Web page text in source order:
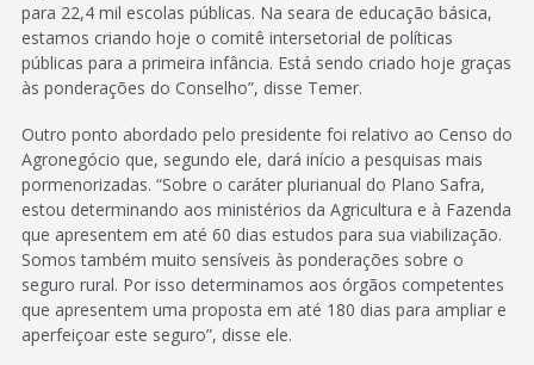
para 22,4 mil escolas públicas. Na seara de educação básica,
estamos criando hoje o comitê intersetorial de políticas
públicas para a primeira infância. Está sendo criado hoje graças
às ponderações do Conselho”, disse Temer.
Outro ponto abordado pelo presidente foi relativo ao Censo do
Agronegócio que, segundo ele, dará início a pesquisas mais
pormenorizadas. “Sobre o caráter plurianual do Plano Safra,
estou determinando aos ministérios da Agricultura e à Fazenda
que apresentem em até 60 dias estudos para sua viabilização.
Somos também muito sensíveis às ponderações sobre o
seguro rural. Por isso determinamos aos órgãos competentes
que apresentem uma proposta em até 180 dias para ampliar e
aperfeiçoar este seguro”, disse ele.